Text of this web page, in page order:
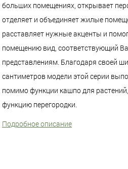
больших помещениях, открывает
отделяет и объединяет жилые
расставляет нужные акценты и
помещению вид, соответствующий
представлениям. Благодаря своей
сантиметров модели этой серии
помимо функции кашпо для
функцию перегородки.
Подробное описание